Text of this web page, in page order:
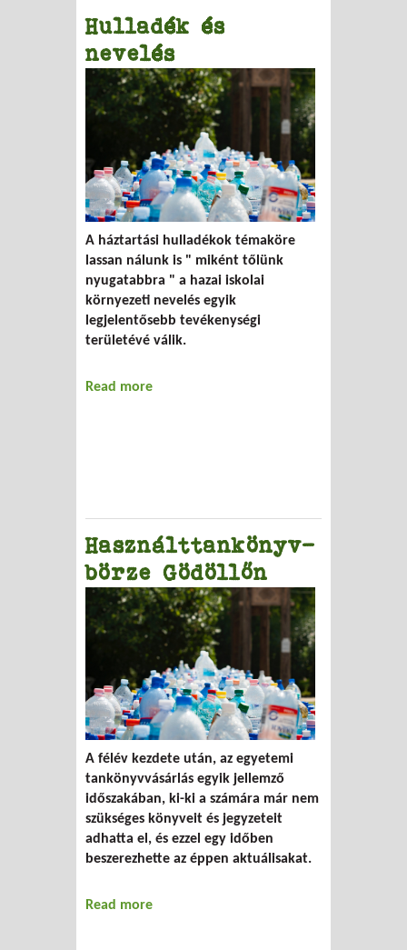
Hulladék és
nevelés
A háztartási hulladékok témaköre
lassan nálunk is " miként tőlünk
nyugatabbra " a hazai iskolai
környezeti nevelés egyik
legjelentősebb tevékenységi
területévé válik.
Read more
Használttankönyv-
börze Gödöllőn
A félév kezdete után, az egyetemi
tankönyvvásárlás egyik jellemző
időszakában, ki-ki a számára már nem
szükséges könyveit és jegyzeteit
adhatta el, és ezzel egy időben
beszerezhette az éppen aktuálisakat.
Read more